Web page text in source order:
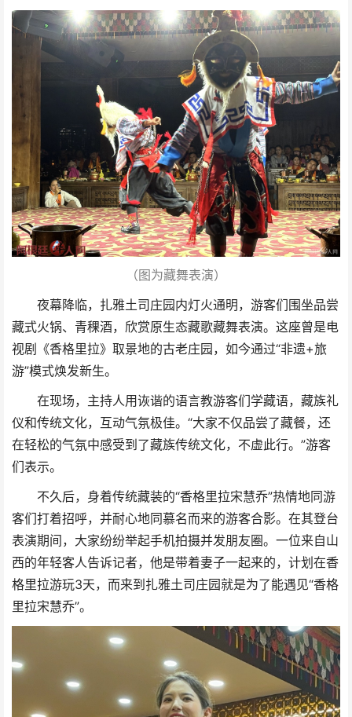
（图为藏舞表演）
夜幕降临，扎雅土司庄园内灯火通明，游客们围坐品尝
藏式火锅、青稞酒，欣赏原生态藏歌藏舞表演。这座曾是电
视剧《香格里拉》取景地的古老庄园，如今通过“非遗+旅
游”模式焕发新生。
在现场，主持人用诙谐的语言教游客们学藏语，藏族礼
仪和传统文化，互动气氛极佳。“大家不仅品尝了藏餐，还
在轻松的气氛中感受到了藏族传统文化，不虚此行。”游客
们表示。
不久后，身着传统藏装的“香格里拉宋慧乔”热情地同游
客们打着招呼，并耐心地同慕名而来的游客合影。在其登台
表演期间，大家纷纷举起手机拍摄并发朋友圈。 一位来自山
西的年轻客人告诉记者，他是带着妻子一起来的，计划在香
格里拉游玩3天，而来到 扎雅土司庄园就是为了能遇见“香格
里拉宋慧乔”。